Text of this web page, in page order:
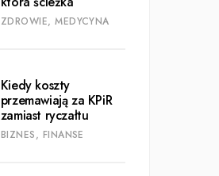
ZDROWIE, MEDYCYNA
Kiedy koszty
przemawiają za KPiR
zamiast ryczałtu
BIZNES, FINANSE